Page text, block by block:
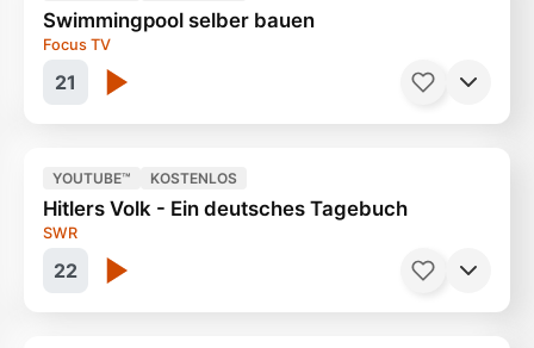
Wenn Toskana-Auswanderer älter werden
21
Swimmingpool selber bauen
Focus TV
Der Mega Hype 50 Minuten
22
YOUTUBE™ KOSTENLOS
Hitlers Volk - Ein deutsches Tagebuch
SWR